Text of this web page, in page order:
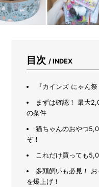
っ
て
み
目次 / INDEX
『カインズ にゃん
まずは確認！ 最大
の条件
猫ちゃんのおやつ
ぞ！
これだけ買っても
多頭飼いも必見！
を爆上げ！